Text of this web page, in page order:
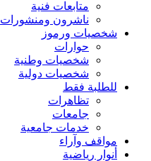
متابعات فنية
ناشرون ومنشورات
شخصيات ورموز
حوارات
شخصيات وطنية
شخصيات دولية
للطلبة فقط
تظاهرات
جامعات
خدمات جامعية
مواقف وآراء
أنوار رياضية